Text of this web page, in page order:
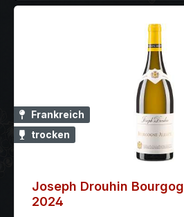
Frankreich
trocken
Joseph Drouhin
2024